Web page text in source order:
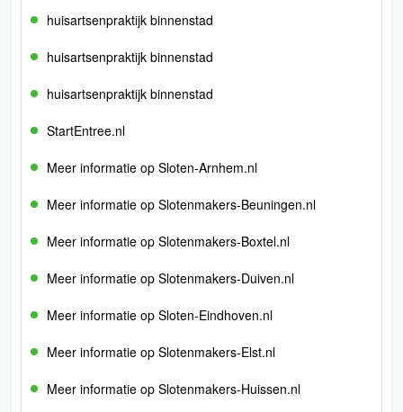
huisartsenpraktijk binnenstad
huisartsenpraktijk binnenstad
huisartsenpraktijk binnenstad
StartEntree.nl
Meer informatie op Sloten-Arnhem.nl
Meer informatie op Slotenmakers-Beuningen.nl
Meer informatie op Slotenmakers-Boxtel.nl
Meer informatie op Slotenmakers-Duiven.nl
Meer informatie op Sloten-Eindhoven.nl
Meer informatie op Slotenmakers-Elst.nl
Meer informatie op Slotenmakers-Huissen.nl